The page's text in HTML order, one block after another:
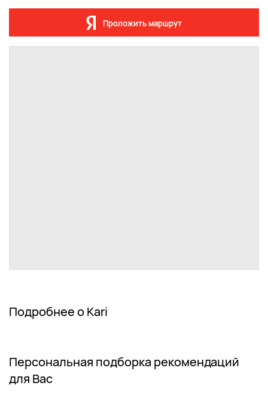
Проложить маршрут
Подробнее о Kari
Персональная подборка рекомендаций
для Вас